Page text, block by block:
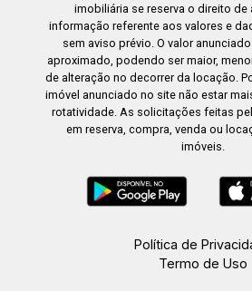
imobiliária se reserva o direito de
informação referente aos valores e
sem aviso prévio. O valor
aproximado, podendo ser maior,
de alteração no decorrer da locação.
imóvel anunciado no site não estar
rotatividade. As solicitações feitas
em reserva, compra, venda ou
imóveis.
Política de
Termo de Uso